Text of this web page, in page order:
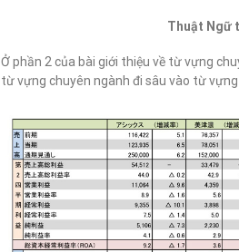
Thuật Ngữ
Ở phần 2 của bài giới thiệu về từ vựng
từ vựng chuyên ngành đi sâu vào từ